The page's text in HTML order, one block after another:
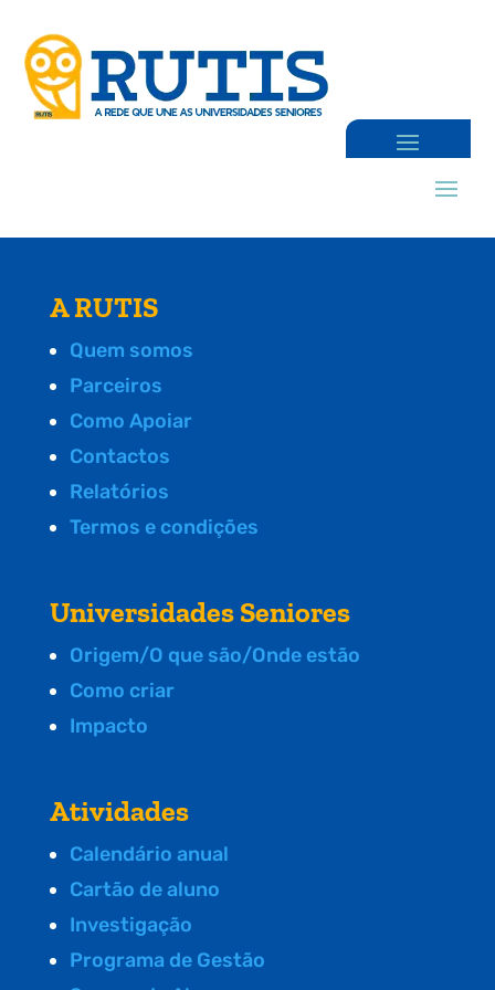
A RUTIS
Quem somos
Parceiros
Como Apoiar
Contactos
Relatórios
Termos e condições
Universidades Seniores
Origem/O que são/Onde estão
Como criar
Impacto
Atividades
Calendário anual
Cartão de aluno
Investigação
Programa de Gestão